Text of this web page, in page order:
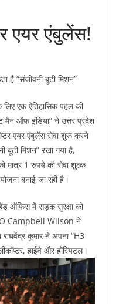
एयर एंबुलेंस!
है “संजीवनी बूटी मिशन”
एक ऐतिहासिक पहल की
मैन ऑफ इंडिया” ने उत्तर प्रदेश
एयर एंबुलेंस सेवा शुरू करने
बूटी मिशन” रखा गया है,
मात्र 1 रुपये की सेवा शुल्क
बनाई जा रही है।
ऑफिस में सड़क सुरक्षा को
Campbell Wilson ने
राघवेंद्र कुमार ने अपना “H3
हाईवे और हॉस्पिटल।